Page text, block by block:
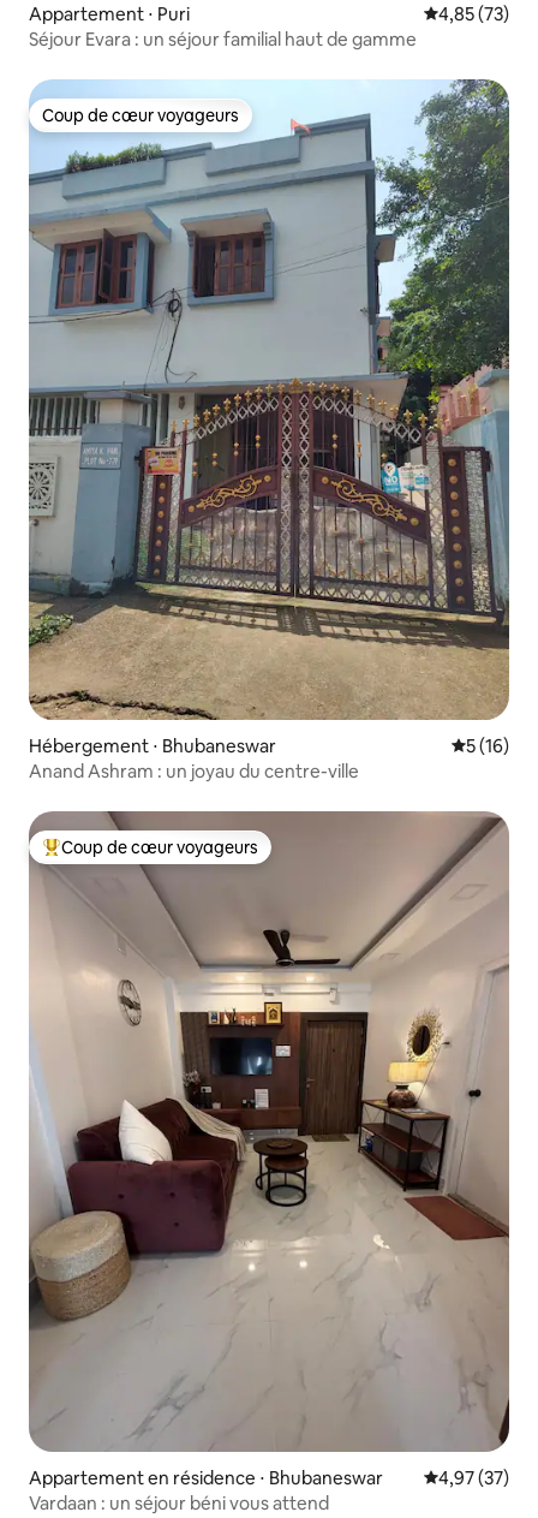
Appartement ⋅ Puri Évaluation
4,85 (73)
Séjour Evara : un séjour familial haut de gamme
Coup de cœur voyageurs
Coup de cœur voyageurs
Hébergement ⋅ Bhubaneswar
5 (16)
Anand Ashram : un joyau du centre-ville
Coups de cœur voyageurs les plus appréciés
Coup de cœur voyageurs
Appartement en résidence ⋅ Bhubaneswar Évaluation
4,97 (37)
Vardaan : un séjour béni vous attend